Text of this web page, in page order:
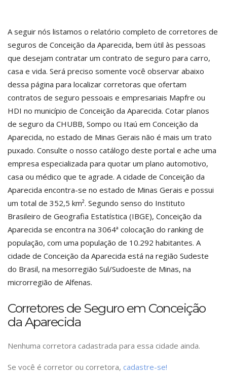
A seguir nós listamos o relatório completo de corretores de
seguros de Conceição da Aparecida, bem útil às pessoas
que desejam contratar um contrato de seguro para carro,
casa e vida. Será preciso somente você observar abaixo
dessa página para localizar corretoras que ofertam
contratos de seguro pessoais e empresariais Mapfre ou
HDI no município de Conceição da Aparecida. Cotar planos
de seguro da CHUBB, Sompo ou Itaú em Conceição da
Aparecida, no estado de Minas Gerais não é mais um trato
puxado. Consulte o nosso catálogo deste portal e ache uma
empresa especializada para quotar um plano automotivo,
casa ou médico que te agrade. A cidade de Conceição da
Aparecida encontra-se no estado de Minas Gerais e possui
um total de 352,5 km². Segundo senso do Instituto
Brasileiro de Geografia Estatística (IBGE), Conceição da
Aparecida se encontra na 3064ª colocação do ranking de
população, com uma população de 10.292 habitantes. A
cidade de Conceição da Aparecida está na região Sudeste
do Brasil, na mesorregião Sul/Sudoeste de Minas, na
microrregião de Alfenas.
Corretores de Seguro em Conceição
da Aparecida
Nenhuma corretora cadastrada para essa cidade ainda.
Se você é corretor ou corretora, cadastre-se!